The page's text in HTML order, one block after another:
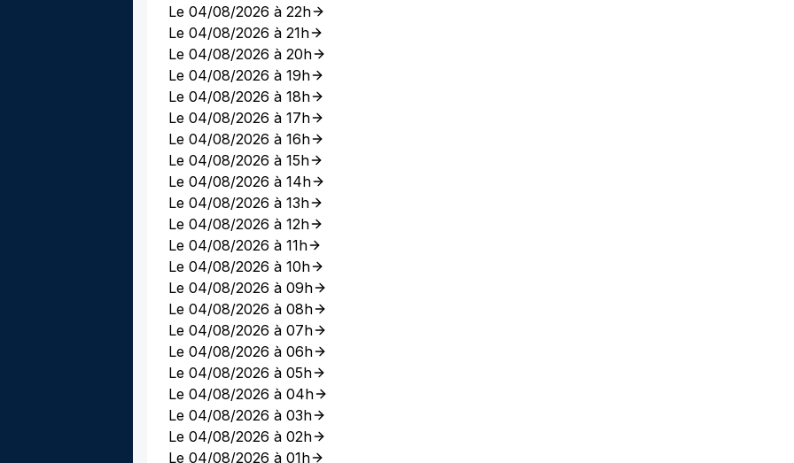
Le 04/08/2026 à 22h
Le 04/08/2026 à 21h
Le 04/08/2026 à 20h
Le 04/08/2026 à 19h
Le 04/08/2026 à 18h
Le 04/08/2026 à 17h
Le 04/08/2026 à 16h
Le 04/08/2026 à 15h
Le 04/08/2026 à 14h
Le 04/08/2026 à 13h
Le 04/08/2026 à 12h
Le 04/08/2026 à 11h
Le 04/08/2026 à 10h
Le 04/08/2026 à 09h
Le 04/08/2026 à 08h
Le 04/08/2026 à 07h
Le 04/08/2026 à 06h
Le 04/08/2026 à 05h
Le 04/08/2026 à 04h
Le 04/08/2026 à 03h
Le 04/08/2026 à 02h
Le 04/08/2026 à 01h